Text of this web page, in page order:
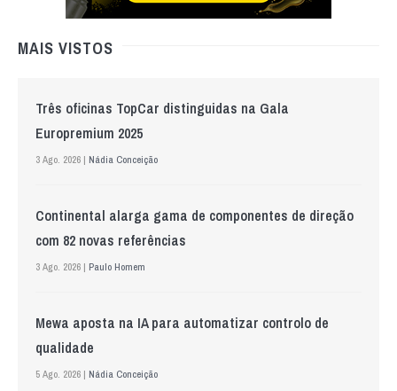
MAIS VISTOS
Três oficinas TopCar distinguidas na Gala
Europremium 2025
3 Ago. 2026 | Nádia Conceição
Continental alarga gama de componentes de direção
com 82 novas referências
3 Ago. 2026 | Paulo Homem
Mewa aposta na IA para automatizar controlo de
qualidade
5 Ago. 2026 | Nádia Conceição